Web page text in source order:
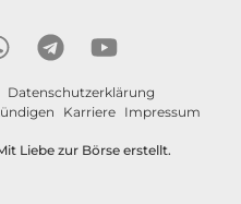
Datenschutzerklärung
Karriere Impressum
Liebe zur Börse erstellt.